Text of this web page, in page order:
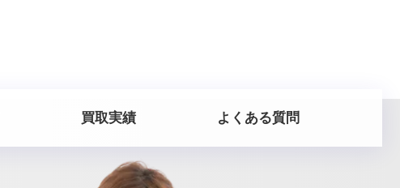
買取実績 よくある質問